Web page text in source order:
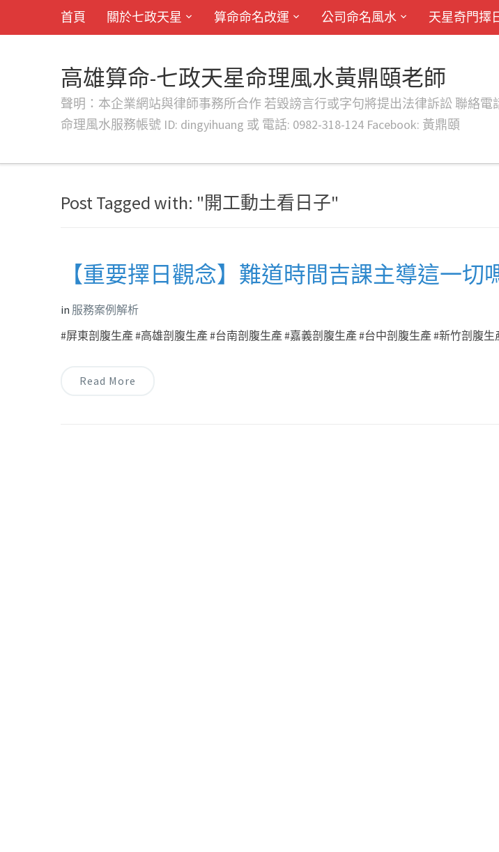
首頁 關於七政天星 算命命名改運 公司命名風水 天星奇門擇
高雄算命-七政天星命理風水黃鼎頤老師
聲明：本企業網站與律師事務所合作 若毀謗言行或字句將提出法律訴訟 聯絡電
命理風水服務帳號 ID: dingyihuang 或 電話: 0982-318-124 Facebook: 黃鼎頤
Post Tagged with: "開工動土看日子"
【重要擇日觀念】難道時間吉課主導這一切
in 服務案例解析
#屏東剖腹生產 #高雄剖腹生產 #台南剖腹生產 #嘉義剖腹生產 #台中剖腹生產 #新竹剖腹
Read More